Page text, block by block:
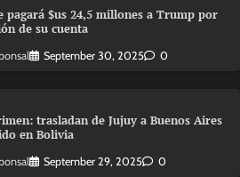
pagará $us 24,5 millones a Trump por
de su cuenta
September 30, 2025 0
trasladan de Jujuy a Buenos Aires
en Bolivia
September 29, 2025 0